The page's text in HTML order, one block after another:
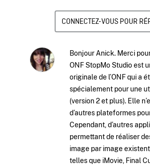
CONNECTEZ-VOUS POUR
Bonjour Anick. Merci
ONF StopMo Studio est
originale de l’ONF qui a
spécialement pour une
(version 2 et plus). Elle
d’autres plateformes
Cependant, d’autres
permettant de réaliser
image par image
telles que iMovie, Final